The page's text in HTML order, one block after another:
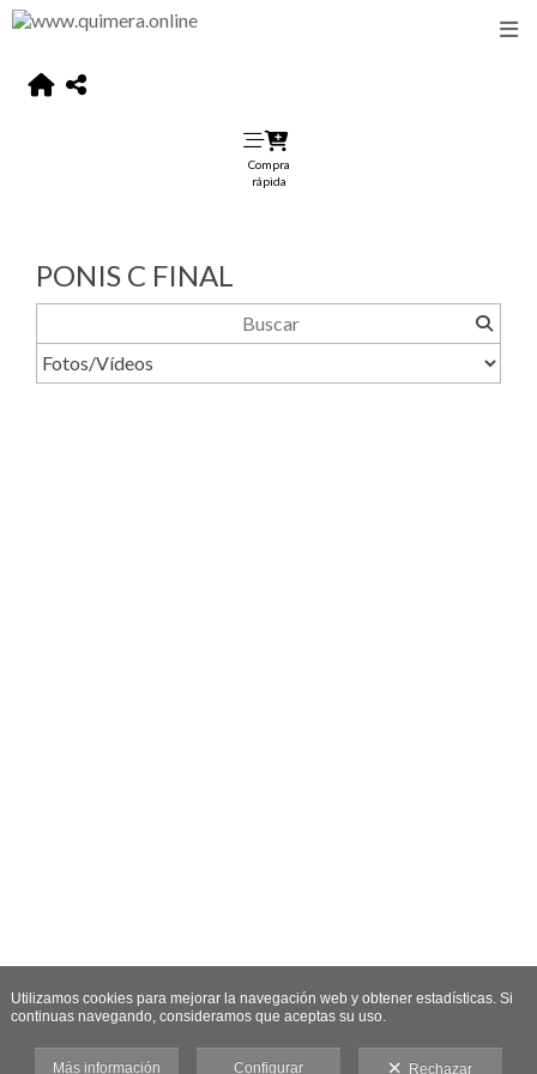
Compra
rápida
PONIS C FINAL
Utilizamos cookies para mejorar la navegación web y obtener estadísticas. Si
continuas navegando, consideramos que aceptas su uso.
Más información Configurar Rechazar